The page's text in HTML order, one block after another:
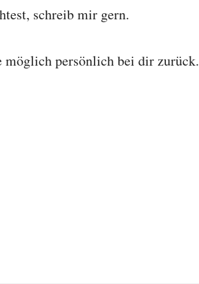
schreib mir gern.
persönlich bei dir zurück.